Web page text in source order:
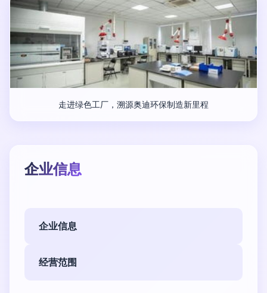
走进绿色工厂，溯源奥迪环保制造新里程
企业信息
企业信息
经营范围